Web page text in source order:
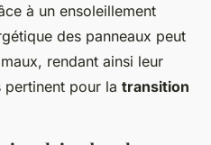
à un ensoleillement
des panneaux peut
rendant ainsi leur
pour la transition